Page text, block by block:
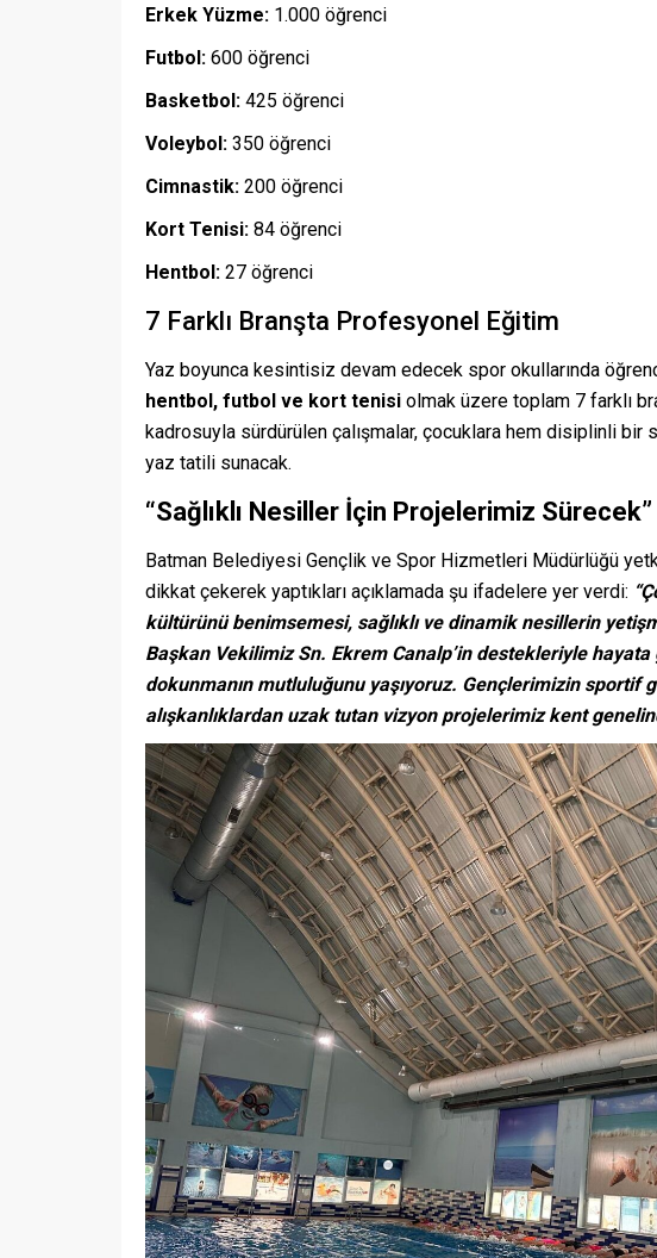
Erkek Yüzme: 1.000 öğrenci
Futbol: 600 öğrenci
Basketbol: 425 öğrenci
Voleybol: 350 öğrenci
Cimnastik: 200 öğrenci
Kort Tenisi: 84 öğrenci
Hentbol: 27 öğrenci
7 Farklı Branşta Profesyonel Eğitim
Yaz boyunca kesintisiz devam edecek spor okullarında
hentbol, futbol ve kort tenisi olmak üzere toplam 7 farklı
kadrosuyla sürdürülen çalışmalar, çocuklara hem disiplinli bir
yaz tatili sunacak.
“Sağlıklı Nesiller İçin Projelerimiz Sürecek”
Batman Belediyesi Gençlik ve Spor Hizmetleri Müdürlüğü
dikkat çekerek yaptıkları açıklamada şu ifadelere yer verdi:
kültürünü benimsemesi, sağlıklı ve dinamik nesillerin
Başkan Vekilimiz Sn. Ekrem Canalp’in destekleriyle
dokunmanın mutluluğunu yaşıyoruz. Gençlerimizin sportif
alışkanlıklardan uzak tutan vizyon projelerimiz kent